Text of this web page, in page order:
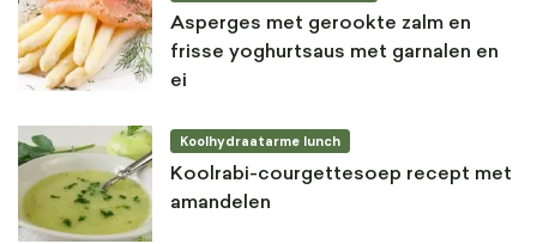
Asperges met gerookte zalm en
frisse yoghurtsaus met garnalen en
ei
Koolhydraatarme lunch
Koolrabi-courgettesoep recept met
amandelen